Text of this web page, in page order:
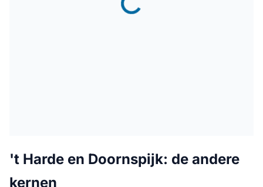
't Harde en Doornspijk: de andere
kernen